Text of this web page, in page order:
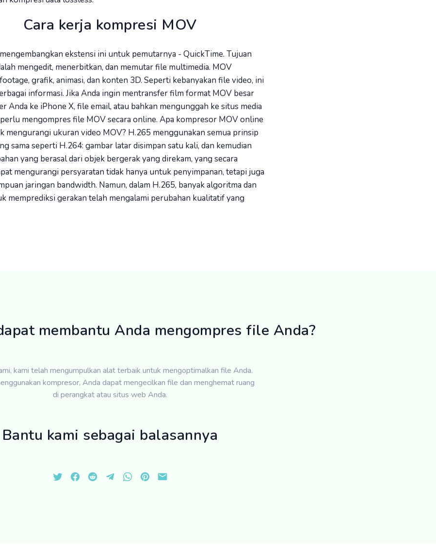
Cara kerja kompresi MOV
ekstensi ini untuk pemutarnya - QuickTime. Tujuan
mengedit, menerbitkan, dan memutar file multimedia. MOV
grafik, animasi, dan konten 3D. Seperti kebanyakan file video, ini
informasi. Jika Anda ingin mentransfer film format MOV besar
Anda ke iPhone X, file email, atau bahkan mengunggah ke situs media
mengompres file MOV secara online. Apa kompresor MOV online
mengurangi ukuran video MOV? H.265 menggunakan semua prinsip
sama seperti H.264: gambar latar disimpan satu kali, dan kemudian
yang berasal dari objek bergerak yang direkam, yang secara
mengurangi persyaratan tidak hanya untuk penyimpanan, tetapi juga
jaringan bandwidth. Namun, dalam H.265, banyak algoritma dan
memprediksi gerakan telah mengalami perubahan kualitatif yang
membantu Anda mengompres file Anda?
kami telah mengumpulkan alat terbaik untuk mengoptimalkan file Anda.
kompresor, Anda dapat mengecilkan file dan menghemat ruang
di perangkat atau situs web Anda.
Bantu kami sebagai balasannya